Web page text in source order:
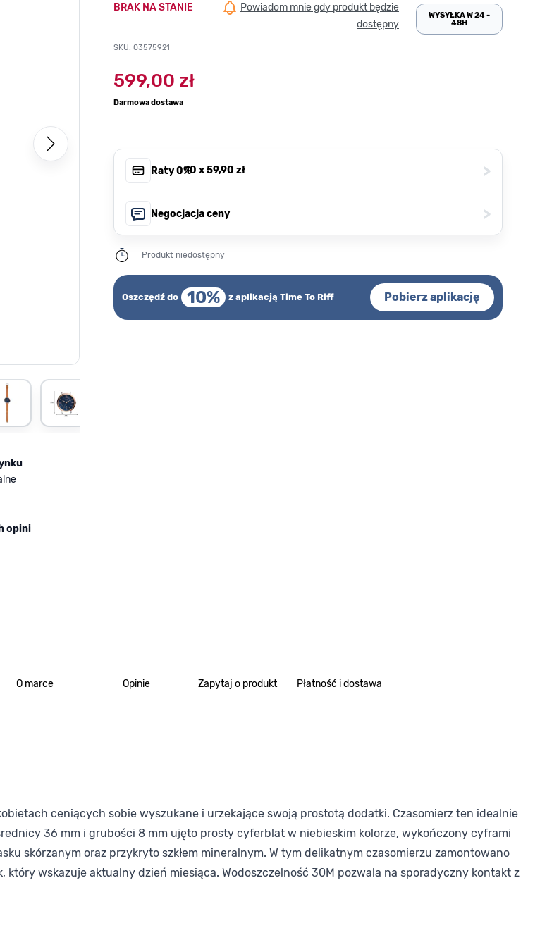
image
View larger image
opini
BRAK NA STANIE
Powiadom mnie gdy produkt będzie
dostępny
SKU: 03575921
WYSYŁKA W 24 -
48H
599,00 zł
Darmowa dostawa
Raty 0%, 10 x59,90 zł >
Negocjacja ceny >
Produkt niedostępny
Oszczędź do 10% z aplikacją Time To Riff Pobierz aplikację
O marce Opinie Zapytaj o produkt Płatność i dostawa
ceniących sobie wyszukane i urzekające swoją prostotą dodatki. Czasomierz ten idealnie
36 mm i grubości 8 mm ujęto prosty cyferblat w niebieskim kolorze, wykończony cyframi
skórzanym oraz przykryto szkłem mineralnym. W tym delikatnym czasomierzu zamontowano
wskazuje aktualny dzień miesiąca. Wodoszczelność 30M pozwala na sporadyczny kontakt z